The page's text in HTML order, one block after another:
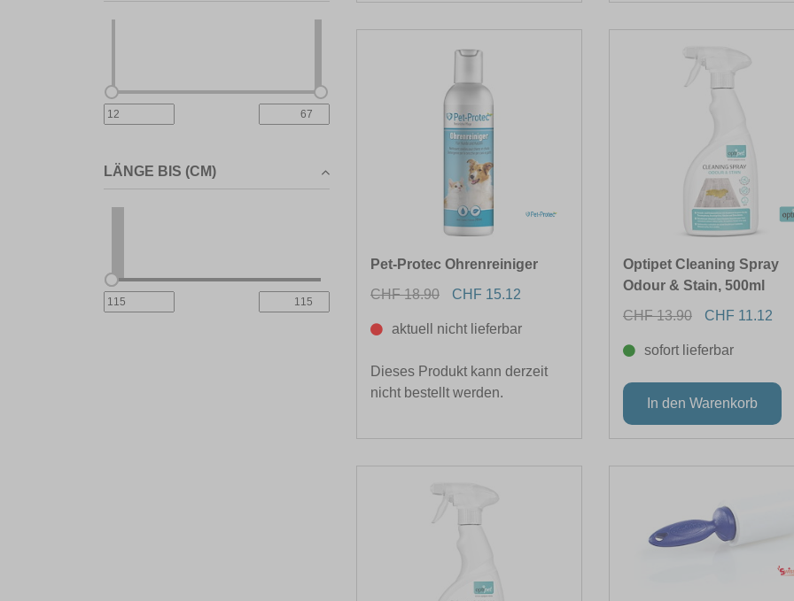
LÄNGE BIS (CM)
Pet-Protec Ohrenreiniger
CHF 18.90
CHF 15.12
aktuell nicht lieferbar
Dieses Produkt kann derzeit
nicht bestellt werden.
Optipet Cleaning Spray
Odour & Stain, 500ml
CHF 13.90
CHF 11.12
sofort lieferbar